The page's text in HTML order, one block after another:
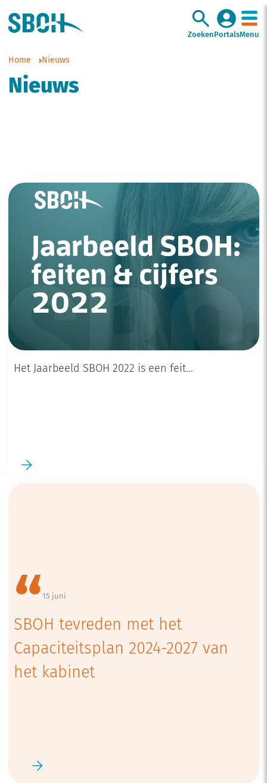
Zoeken PortalsMenu
Home Nieuws
Nieuws
23 juni
Het Jaarbeeld SBOH 2022 is een feit...
15 juni
SBOH tevreden met het
Capaciteitsplan 2024-2027 van
het kabinet